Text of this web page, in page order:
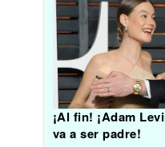
¡Al fin! ¡Adam
va a ser padre!